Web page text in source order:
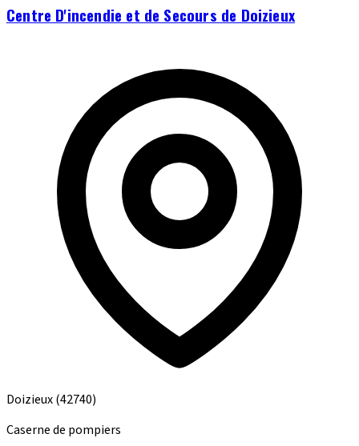
Centre D'incendie et de Secours de Doizieux
Doizieux(42740)
Caserne de pompiers